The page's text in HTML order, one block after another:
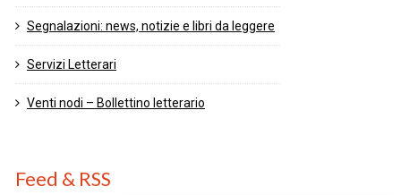
Segnalazioni: news, notizie e libri da leggere
Servizi Letterari
Venti nodi – Bollettino letterario
Feed & RSS